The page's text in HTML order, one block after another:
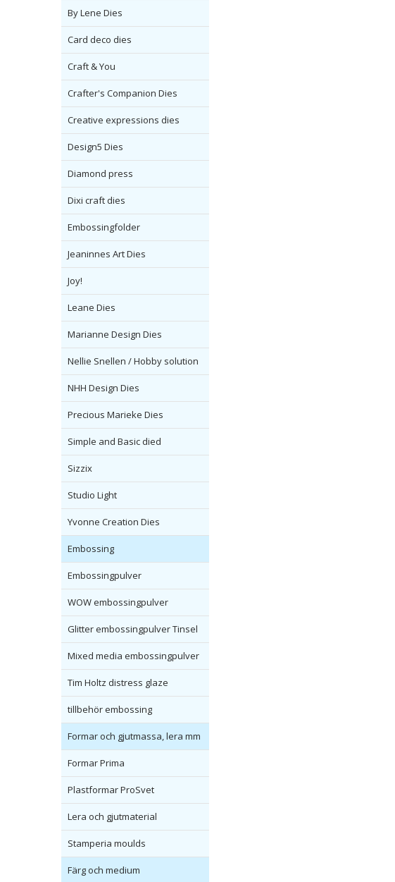
By Lene Dies
Card deco dies
Craft & You
Crafter's Companion Dies
Creative expressions dies
Design5 Dies
Diamond press
Dixi craft dies
Embossingfolder
Jeaninnes Art Dies
Joy!
Leane Dies
Marianne Design Dies
Nellie Snellen / Hobby solution
NHH Design Dies
Precious Marieke Dies
Simple and Basic died
Sizzix
Studio Light
Yvonne Creation Dies
Embossing
Embossingpulver
WOW embossingpulver
Glitter embossingpulver Tinsel
Mixed media embossingpulver
Tim Holtz distress glaze
tillbehör embossing
Formar och gjutmassa, lera mm
Formar Prima
Plastformar ProSvet
Lera och gjutmaterial
Stamperia moulds
Färg och medium